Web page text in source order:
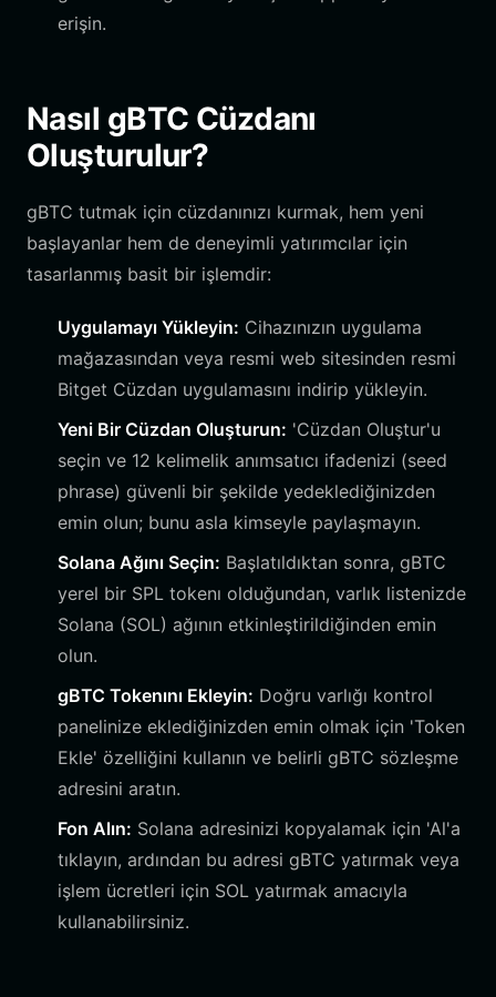
erişin.
Nasıl gBTC Cüzdanı
Oluşturulur?
gBTC tutmak için cüzdanınızı kurmak, hem yeni
başlayanlar hem de deneyimli yatırımcılar için
tasarlanmış basit bir işlemdir:
Uygulamayı Yükleyin: Cihazınızın uygulama
mağazasından veya resmi web sitesinden resmi
Bitget Cüzdan uygulamasını indirip yükleyin.
Yeni Bir Cüzdan Oluşturun: 'Cüzdan Oluştur'u
seçin ve 12 kelimelik anımsatıcı ifadenizi (seed
phrase) güvenli bir şekilde yedeklediğinizden
emin olun; bunu asla kimseyle paylaşmayın.
Solana Ağını Seçin: Başlatıldıktan sonra, gBTC
yerel bir SPL tokenı olduğundan, varlık listenizde
Solana (SOL) ağının etkinleştirildiğinden emin
olun.
gBTC Tokenını Ekleyin: Doğru varlığı kontrol
panelinize eklediğinizden emin olmak için 'Token
Ekle' özelliğini kullanın ve belirli gBTC sözleşme
adresini aratın.
Fon Alın: Solana adresinizi kopyalamak için 'Al'a
tıklayın, ardından bu adresi gBTC yatırmak veya
işlem ücretleri için SOL yatırmak amacıyla
kullanabilirsiniz.